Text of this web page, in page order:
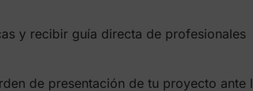
y recibir guía directa de profesionales
de presentación de tu proyecto ante